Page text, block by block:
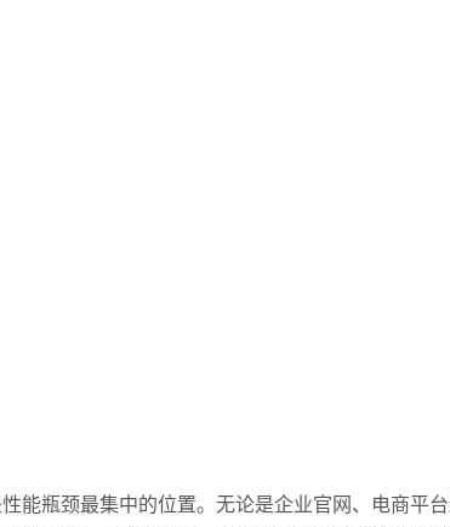
瓶颈最集中的位置。无论是企业官网、电商平